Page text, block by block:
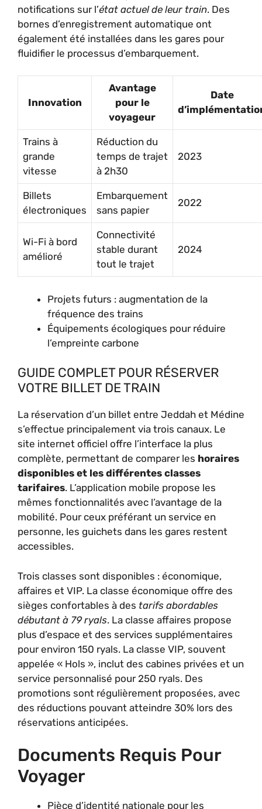
notifications sur l’état actuel de leur train. Des
bornes d’enregistrement automatique ont
également été installées dans les gares pour
fluidifier le processus d’embarquement.
Innovation
Avantage
pour le
voyageur
Date
Trains à
grande
vitesse
Réduction du
temps de trajet
à 2h30
2023
Billets
électroniques
Embarquement
sans papier
2022
Wi-Fi à bord
amélioré
Connectivité
stable durant
tout le trajet
2024
Projets futurs : augmentation de la
fréquence des trains
Équipements écologiques pour réduire
l’empreinte carbone
GUIDE COMPLET POUR RÉSERVER
VOTRE BILLET DE TRAIN
La réservation d’un billet entre Jeddah et Médine
s’effectue principalement via trois canaux. Le
site internet officiel offre l’interface la plus
complète, permettant de comparer les horaires
disponibles et les différentes classes
tarifaires. L’application mobile propose les
mêmes fonctionnalités avec l’avantage de la
mobilité. Pour ceux préférant un service en
personne, les guichets dans les gares restent
accessibles.
Trois classes sont disponibles : économique,
affaires et VIP. La classe économique offre des
sièges confortables à des tarifs abordables
débutant à 79 ryals. La classe affaires propose
plus d’espace et des services supplémentaires
pour environ 150 ryals. La classe VIP, souvent
appelée « Hols », inclut des cabines privées et un
service personnalisé pour 250 ryals. Des
promotions sont régulièrement proposées, avec
des réductions pouvant atteindre 30% lors des
réservations anticipées.
Documents Requis Pour
Voyager
Pièce d’identité nationale pour les